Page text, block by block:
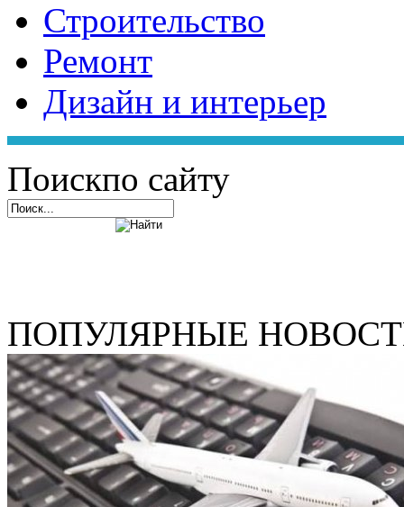
Строительство
Ремонт
Дизайн и интерьер
Поискпо сайту
ПОПУЛЯРНЫЕ